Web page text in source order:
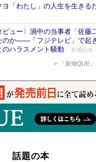
ヨ「わたし」の人生を生きる
ビュー〉渦中の当事者「佐藤
のか――「フジテレビ」で起
のハラスメント騒動
新潮QUE
「新潮QUE
話題の本